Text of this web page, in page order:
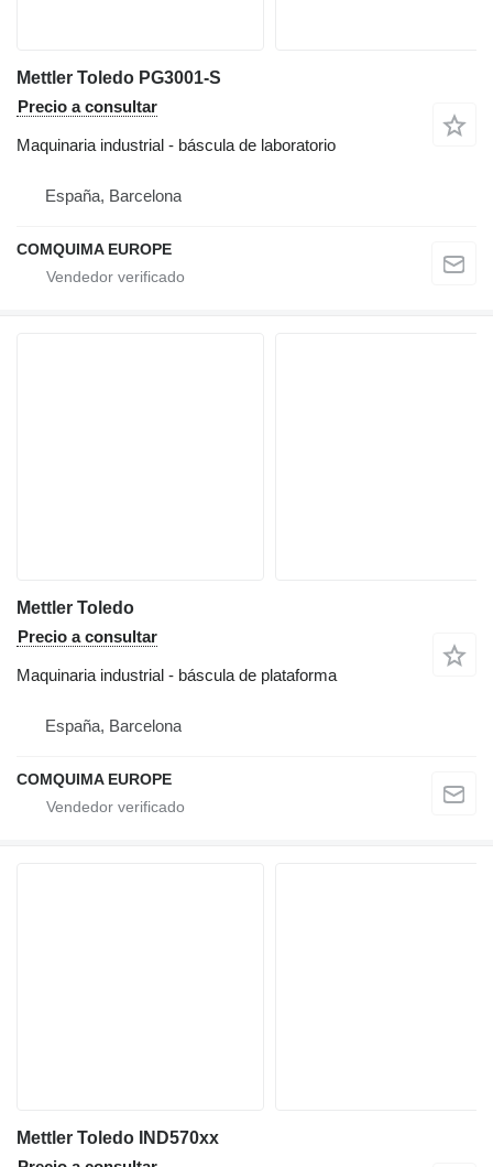
Mettler Toledo PG3001-S
Precio a consultar
Maquinaria industrial - báscula de laboratorio
España, Barcelona
COMQUIMA EUROPE
Mettler Toledo
Precio a consultar
Maquinaria industrial - báscula de plataforma
España, Barcelona
COMQUIMA EUROPE
Mettler Toledo IND570xx